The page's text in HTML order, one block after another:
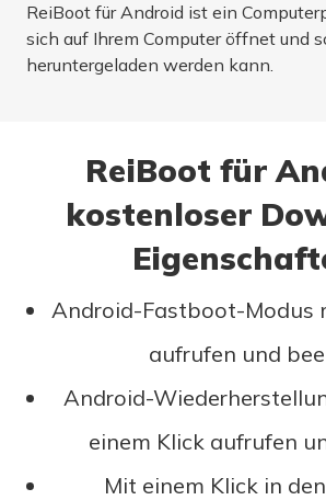
ReiBoot für Android ist ein
sich auf Ihrem Computer öffnet und
heruntergeladen werden kann.
ReiBoot für
kostenloser
Android-Fastboot-Modus
aufrufen und
Android-
einem Klick aufrufen
Mit einem Klick in